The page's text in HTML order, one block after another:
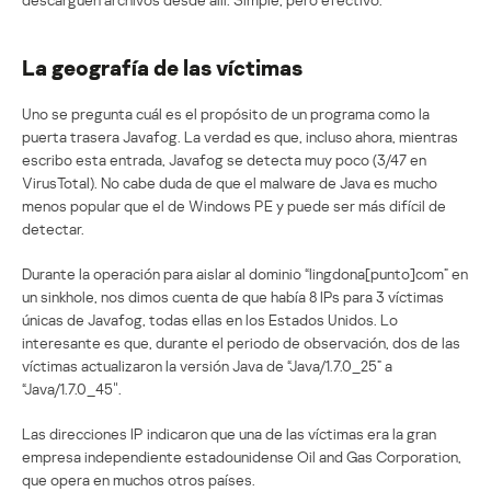
La geografía de las víctimas
Uno se pregunta cuál es el propósito de un programa como la
puerta trasera Javafog. La verdad es que, incluso ahora, mientras
escribo esta entrada, Javafog se detecta muy poco (3/47 en
VirusTotal). No cabe duda de que el malware de Java es mucho
menos popular que el de Windows PE y puede ser más difícil de
detectar.
Durante la operación para aislar al dominio “lingdona[punto]com” en
un sinkhole, nos dimos cuenta de que había 8 IPs para 3 víctimas
únicas de Javafog, todas ellas en los Estados Unidos. Lo
interesante es que, durante el periodo de observación, dos de las
víctimas actualizaron la versión Java de “Java/1.7.0_25” a
“Java/1.7.0_45″.
Las direcciones IP indicaron que una de las víctimas era la gran
empresa independiente estadounidense Oil and Gas Corporation,
que opera en muchos otros países.